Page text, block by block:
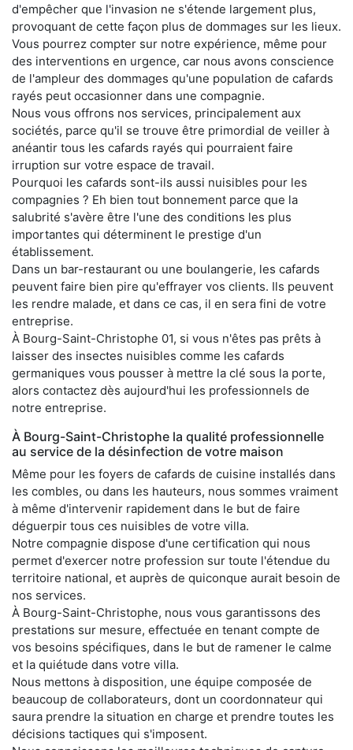
d'empêcher que l'invasion ne s'étende largement plus,
provoquant de cette façon plus de dommages sur les lieux.
Vous pourrez compter sur notre expérience, même pour
des interventions en urgence, car nous avons conscience
de l'ampleur des dommages qu'une population de cafards
rayés peut occasionner dans une compagnie.
Nous vous offrons nos services, principalement aux
sociétés, parce qu'il se trouve être primordial de veiller à
anéantir tous les cafards rayés qui pourraient faire
irruption sur votre espace de travail.
Pourquoi les cafards sont-ils aussi nuisibles pour les
compagnies ? Eh bien tout bonnement parce que la
salubrité s'avère être l'une des conditions les plus
importantes qui déterminent le prestige d'un
établissement.
Dans un bar-restaurant ou une boulangerie, les cafards
peuvent faire bien pire qu'effrayer vos clients. Ils peuvent
les rendre malade, et dans ce cas, il en sera fini de votre
entreprise.
À Bourg-Saint-Christophe 01, si vous n'êtes pas prêts à
laisser des insectes nuisibles comme les cafards
germaniques vous pousser à mettre la clé sous la porte,
alors contactez dès aujourd'hui les professionnels de
notre entreprise.
À Bourg-Saint-Christophe la qualité professionnelle
au service de la désinfection de votre maison
Même pour les foyers de cafards de cuisine installés dans
les combles, ou dans les hauteurs, nous sommes vraiment
à même d'intervenir rapidement dans le but de faire
déguerpir tous ces nuisibles de votre villa.
Notre compagnie dispose d'une certification qui nous
permet d'exercer notre profession sur toute l'étendue du
territoire national, et auprès de quiconque aurait besoin de
nos services.
À Bourg-Saint-Christophe, nous vous garantissons des
prestations sur mesure, effectuée en tenant compte de
vos besoins spécifiques, dans le but de ramener le calme
et la quiétude dans votre villa.
Nous mettons à disposition, une équipe composée de
beaucoup de collaborateurs, dont un coordonnateur qui
saura prendre la situation en charge et prendre toutes les
décisions tactiques qui s'imposent.